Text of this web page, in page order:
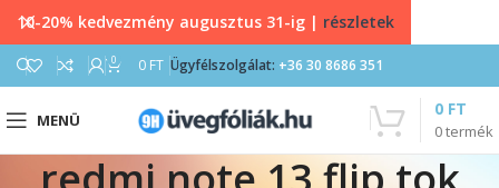
0 0 FT Ügyfélszolgálat: +36 30 8686 351
MENÜ
0termék
0 FT
10-20% kedvezmény augusztus 31-ig | részletek